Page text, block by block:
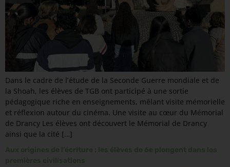
Dans le cadre de l’étude de la Seconde Guerre mondiale et de
la Shoah, les élèves de TGB ont participé à une sortie
pédagogique riche en enseignements, mêlant visite mémorielle
et réflexion autour du cinéma. Une visite au cœur du Mémorial
de Drancy Les élèves ont découvert le Mémorial de Drancy
ainsi que la cité […]
Aux origines de l’écriture : les élèves de 6e plongent dans les
premières civilisations